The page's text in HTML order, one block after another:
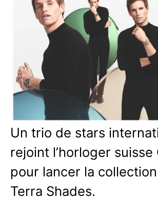
Un trio de stars
rejoint l’horloger suisse
pour lancer la
Terra Shades.